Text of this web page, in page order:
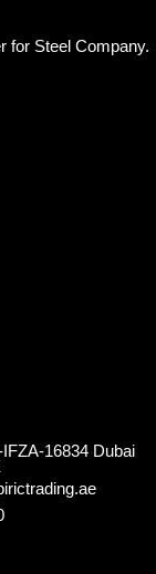
for Steel Company.
16834 Dubai